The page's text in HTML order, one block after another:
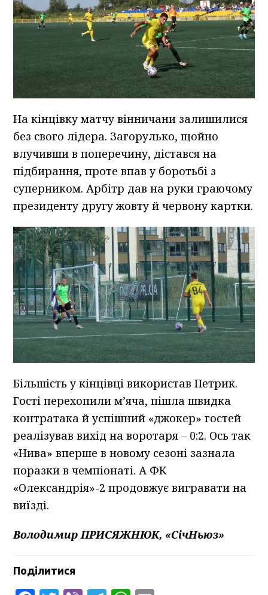
На кінцівку матчу вінничани залишилися
без свого лідера. Загорулько, щойно
влучивши в поперечину, дістався на
підбирання, проте впав у боротьбі з
суперником. Арбітр дав на руки граючому
президенту другу жовту й червону картки.
Більшість у кінцівці використав Петрик.
Гості перехопили м’яча, пішла швидка
контратака й успішний «джокер» гостей
реалізував вихід на воротаря – 0:2. Ось так
«Нива» вперше в новому сезоні зазнала
поразки в чемпіонаті. А ФК
«Олександрія»-2 продовжує вигравати на
виїзді.
Володимир ПРИСЯЖНЮК, «СічНьюз»
Поділитися